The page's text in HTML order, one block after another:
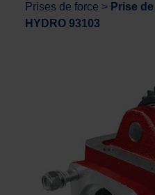
Prises de force > Prise
HYDRO 93103